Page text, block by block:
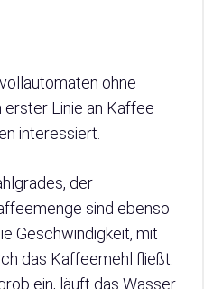
ohne
Linie an Kaffee
interessiert.
der
sind ebenso
Geschwindigkeit, mit
das Kaffeemehl fließt.
ein, läuft das Wasser